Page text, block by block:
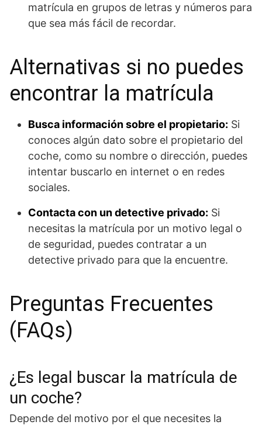
matrícula en grupos de letras y números para
que sea más fácil de recordar.
Alternativas si no puedes
encontrar la matrícula
Busca información sobre el propietario: Si
conoces algún dato sobre el propietario del
coche, como su nombre o dirección, puedes
intentar buscarlo en internet o en redes
sociales.
Contacta con un detective privado: Si
necesitas la matrícula por un motivo legal o
de seguridad, puedes contratar a un
detective privado para que la encuentre.
Preguntas Frecuentes
(FAQs)
¿Es legal buscar la matrícula de
un coche?
Depende del motivo por el que necesites la